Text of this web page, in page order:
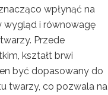
wpłynąć na
wygląd i równowagę
Przede
kształt brwi
być dopasowany do
twarzy, co pozwala na